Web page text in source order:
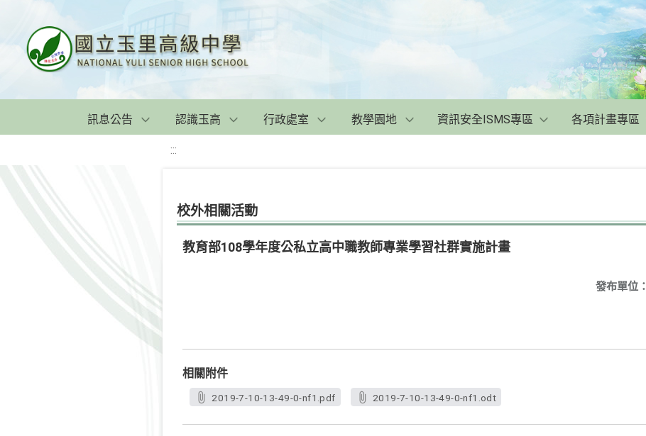
訊息公告 認識玉高 行政處室 教學園地 資訊安全ISMS專區 各項計畫專區
:::
校外相關活動
教育部108學年度公私立高中職教師專業學習社群實施計畫
發布單位：
相關附件
2019-7-10-13-49-0-nf1.pdf 2019-7-10-13-49-0-nf1.odt